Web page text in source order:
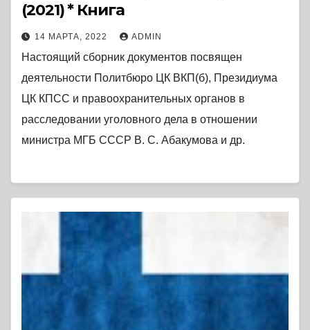
(2021) * Книга
14 МАРТА, 2022 ADMIN
Настоящий сборник документов посвящен
деятельности Политбюро ЦК ВКП(б), Президиума
ЦК КПСС и правоохранительных органов в
расследовании уголовного дела в отношении
министра МГБ СССР В. С. Абакумова и др.